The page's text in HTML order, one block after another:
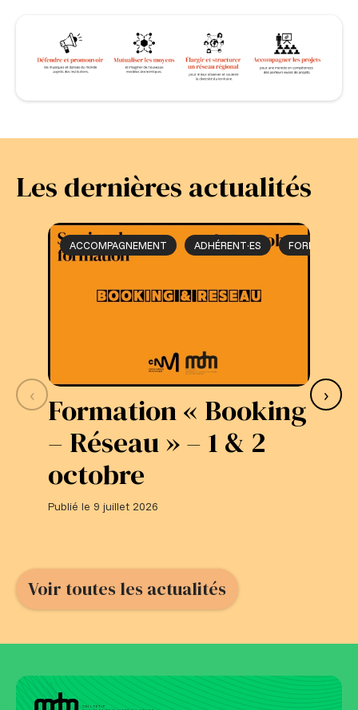
Les dernières actualités
‹
ACCOMPAGNEMENT ADHÉRENT·ES FORMATION
Formation « Booking
– Réseau » – 1 & 2
octobre
Publié le 9 juillet 2026
›
Voir toutes les actualités